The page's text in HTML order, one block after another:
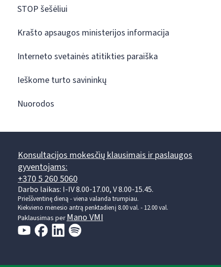
STOP šešėliui
Krašto apsaugos ministerijos informacija
Interneto svetainės atitikties paraiška
Ieškome turto savininkų
Nuorodos
Konsultacijos mokesčių klausimais ir paslaugos
gyventojams:
+370 5 260 5060
Darbo laikas: I-IV 8.00-17.00, V 8.00-15.45.
Prieššventinę dieną - viena valanda trumpiau.
Kiekvieno mėnesio antrą penktadienį 8.00 val. - 12.00 val.
Paklausimas perMano VMI